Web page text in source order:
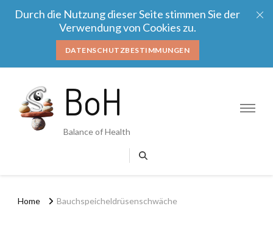
Durch die Nutzung dieser Seite stimmen Sie der
Verwendung von Cookies zu.
DATENSCHUTZBESTIMMUNGEN
BoH
Balance of Health
Home Bauchspeicheldrüsenschwäche